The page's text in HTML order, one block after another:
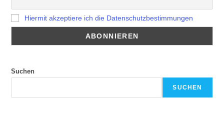
Hiermit akzeptiere ich die Datenschutzbestimmungen
Suchen
SUCHEN